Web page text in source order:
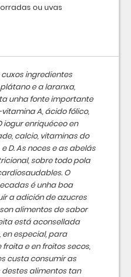
ou uvas
ingredientes
e a laranxa,
unha fonte importante
A, ácido fólico,
iogur enriquéceo en
calcio, vitaminas do
D. As noces e as abelás
sobre todo pola
O
é unha boa
a adición de azucres
alimentos de sabor
está aconsellada
especial, para
e en froitos secos,
custa consumir as
alimentos tan